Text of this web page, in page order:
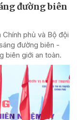
đường biên
phủ và Bộ đội
đường biên -
biên giới an toàn.